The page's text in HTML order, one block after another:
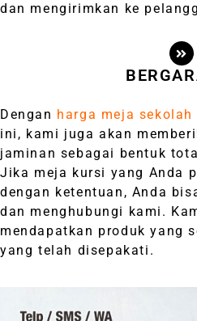
dan mengirimkan ke
Dengan harga meja sekolah
ini, kami juga akan
jaminan sebagai bentuk
Jika meja kursi yang Anda
dengan ketentuan, Anda
dan menghubungi kami.
mendapatkan produk yang
yang telah disepakati.